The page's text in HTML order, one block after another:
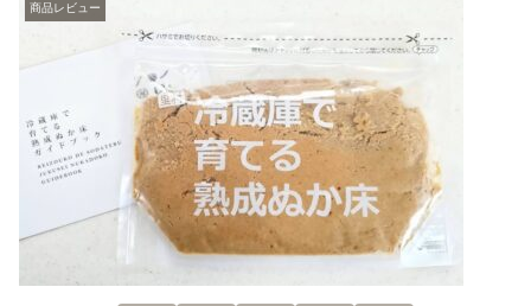
商品レビュー